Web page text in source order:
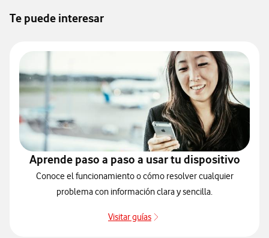
Te puede interesar
Aprende paso a paso a usar tu dispositivo
Conoce el funcionamiento o cómo resolver cualquier
problema con información clara y sencilla.
Visitar guías